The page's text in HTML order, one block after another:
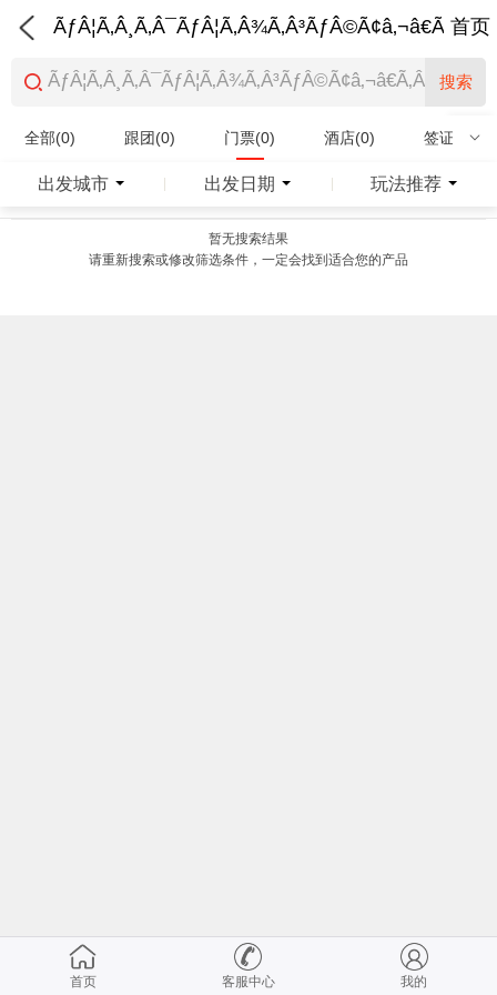
首页
搜索
全部(0) 跟团(0) 门票(0) 酒店(0) 签证(0)
特产商品(0)
出发城市 出发日期 玩法推荐
暂无搜索结果
请重新搜索或修改筛选条件，一定会找到适合您的产品
首页 客服中心 我的